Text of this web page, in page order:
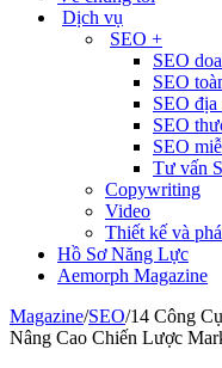
Dịch vụ
SEO +
SEO
SEO
SEO
SEO
SEO
Tư vấn
Copywriting
Video
Thiết kế và
Hồ Sơ Năng Lực
Aemorph Magazine
Magazine/SEO/14 Công
Nâng Cao Chiến Lược